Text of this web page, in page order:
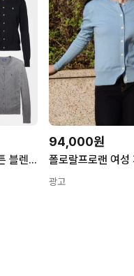
폴로 랄프로렌 피마코튼 블렌드 여성 가디건 4Color
94,000원
광고